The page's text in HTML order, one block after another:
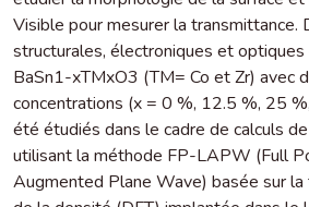
Visible pour mesurer la transmittance.
structurales, électroniques et
BaSn1-xTMxO3 (TM= Co et Zr) avec
concentrations (x = 0 %, 12.5 %, 25
été étudiés dans le cadre de calculs
utilisant la méthode FP-LAPW (Full
Augmented Plane Wave) basée sur